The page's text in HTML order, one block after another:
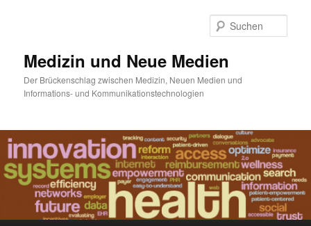
Medizin und Neue Medien
Der Brückenschlag zwischen Medizin, Neuen Medien und
Informations- und Kommunikationstechnologien